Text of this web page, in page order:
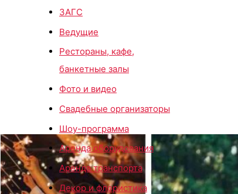
ЗАГС
Ведущие
Рестораны, кафе,
банкетные залы
Фото и видео
Свадебные организаторы
Шоу-программа
Аренда оборудования
Аренда транспорта
Декор и флористика